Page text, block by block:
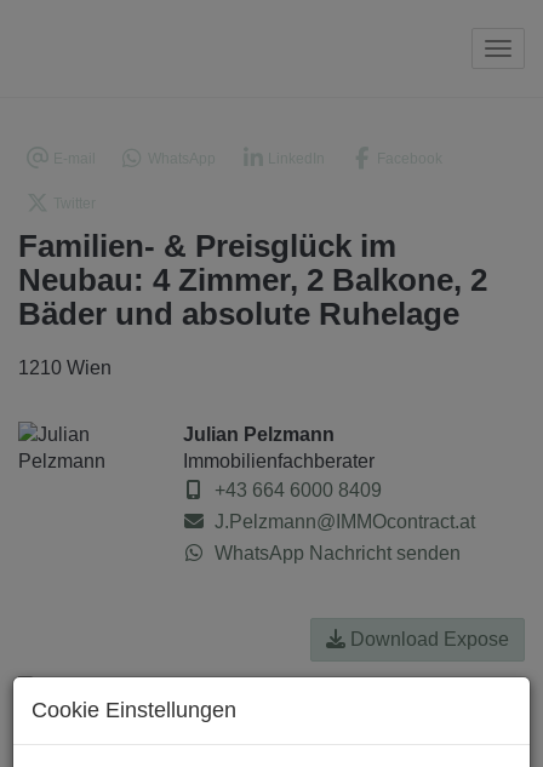
Familien- & Preisglück im
Neubau: 4 Zimmer, 2 Balkone, 2
Bäder und absolute Ruhelage
1210 Wien
Julian Pelzmann
Immobilienfachberater
+43 664 6000 8409
J.Pelzmann@IMMOcontract.at
WhatsApp Nachricht senden
Download Expose
Cookie Einstellungen